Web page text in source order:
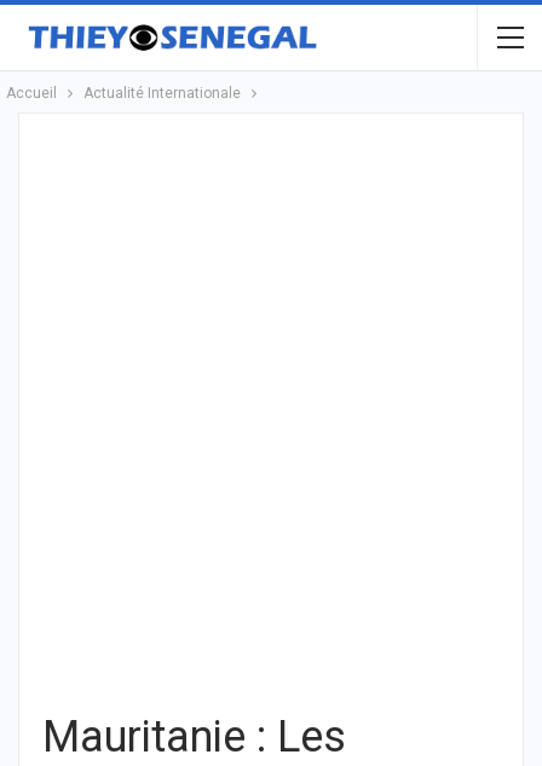
Accueil Actualité Internationale
Mauritanie : Les